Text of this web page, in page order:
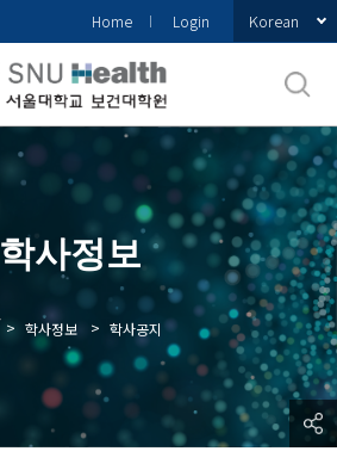
Home Login Korean
학사정보
> 학사정보 > 학사공지